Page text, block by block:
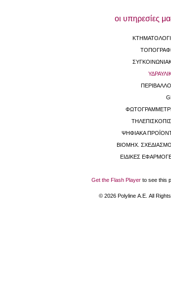
οι υπηρεσίες
ΨΗΦΙΑΚΑ
ΒΙΟΜHX.
ΕΙΔΙΚΕΣ
Get the Flash Player to see this
© 2026 Polyline Α.Ε. All